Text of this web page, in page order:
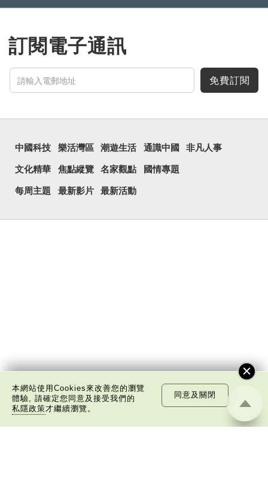
訂閱電子通訊
免費訂閱
中國科技 樂活灣區 潮遊生活 通識中國 非凡人事
文化精華 焦點縱覽 名家觀點 國情專題
每周主題 最新影片 最新活動
本網站使用Cookies來改善您的瀏覽
體驗, 請確定您同意及接受我們的
私隱政策才繼續瀏覽。
同意及關閉